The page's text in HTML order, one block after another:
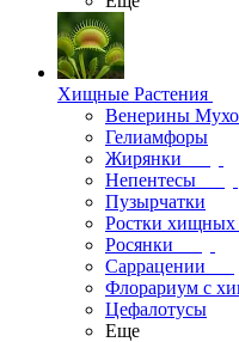
Хищные Растения
Венерины
Гелиамфоры
Жирянки
Непентесы
Пузырчатки
Ростки хищных
Росянки
Саррацении
Флорариум с
Цефалотусы
Еще